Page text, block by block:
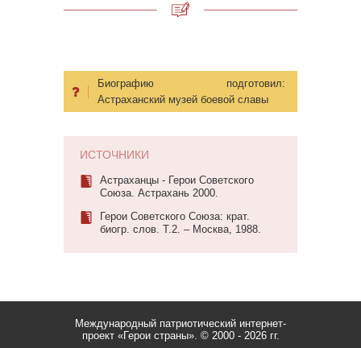
Биографию подготовил:
Астраханский музей боевой славы
ИСТОЧНИКИ
Астраханцы - Герои Советского
Союза. Астрахань 2000.
Герои Советского Союза: крат.
биогр. слов. Т.2. – Москва, 1988.
Международный патриотический интернет-
проект «Герои страны». © 2000 - 2026 гг.